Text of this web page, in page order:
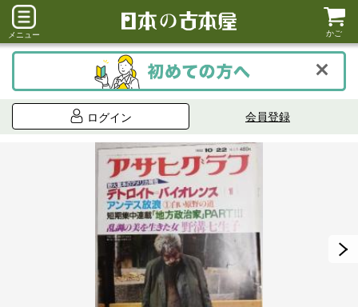
メニュー かご
ログイン 会員登録